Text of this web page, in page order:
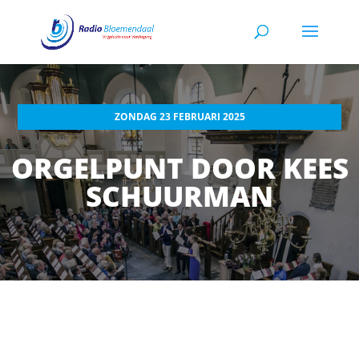
ZONDAG 23 FEBRUARI 2025
ORGELPUNT DOOR KEES
SCHUURMAN